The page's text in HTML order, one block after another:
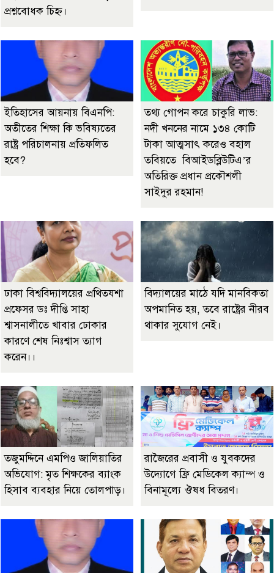
প্রশ্নবোধক চিহ্ন।
ইতিহাসের আয়নায় বিএনপি:
অতীতের শিক্ষা কি ভবিষ্যতের
রাষ্ট্র পরিচালনায় প্রতিফলিত
হবে?
তথ্য গোপন করে চাকুরি লাভ:
নদী খননের নামে ১৩৪ কোটি
টাকা আত্মসাৎ করেও বহাল
তবিয়তে বিআইডব্লিউটিএ’র
অতিরিক্ত প্রধান প্রকৌশলী
সাইদুর রহমান!
ঢাকা বিশ্ববিদ্যালয়ের প্রথিতযশা
প্রফেসর ডঃ দীপ্তি সাহা
শ্বাসনালীতে খাবার ঢোকার
কারণে শেষ নিঃশ্বাস ত্যাগ
করেন।।
বিদ্যালয়ের মাঠে যদি মানবিকতা
অপমানিত হয়, তবে রাষ্ট্রের নীরব
থাকার সুযোগ নেই।
তজুমদ্দিনে এমপিও জালিয়াতির
অভিযোগ: মৃত শিক্ষকের ব্যাংক
হিসাব ব্যবহার নিয়ে তোলপাড়।
রাজৈরের‌ প্রবাসী ও যুবকদের
উদ্যোগে ফ্রি মেডিকেল ক্যাম্প ও
বিনামূল্যে ঔষধ বিতরণ।